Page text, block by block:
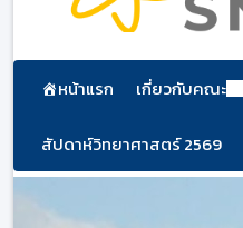
หน้าแรก เกี่ยวกับคณะ
สัปดาห์วิทยาศาสตร์ 2569